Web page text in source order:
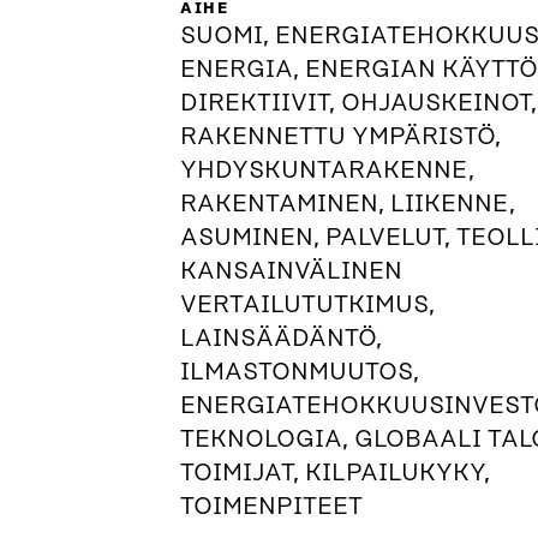
AIHE
SUOMI,
ENERGIA, ENERGIAN
DIREKTIIVIT, OHJAUSKEINOT,
RAKENNETTU YMPÄRISTÖ,
YHDYSKUNTARAKENNE,
RAKENTAMINEN, LIIKENNE,
ASUMINEN, PALVELUT,
KANSAINVÄLINEN
VERTAILUTUTKIMUS,
LAINSÄÄDÄNTÖ,
ILMASTONMUUTOS,
TEKNOLOGIA, GLOBAALI
TOIMIJAT, KILPAILUKYKY,
TOIMENPITEET